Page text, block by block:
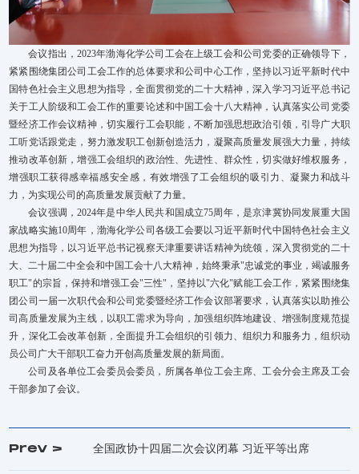
会议指出，2023年渤海化学公司工会在上级工会和公司党委的正确领导下，
紧紧围绕集团公司工会工作的总体要求和公司中心工作，坚持以习近平新时代中
国特色社会主义思想为指导，全面贯彻党的二十大精神，深入学习习近平总书记
关于工人阶级和工会工作的重要论述和中国工会十八大精神，认真落实公司党委
暨经济工作会议精神，切实履行工会职能，不断加强思想政治引领，引导广大职
工听党话跟党走，努力激发职工创新创造活力，凝聚高质量发展强大力量，持续
推动改革创新，增强工会组织的政治性、先进性、群众性，切实做好维权服务，
增强职工获得感幸福感安全感，有效增强了工会组织的吸引力、凝聚力和战斗
力，为实现公司的高质量发展贡献了力量。
会议强调，2024年是中华人民共和国成立75周年，是京津冀协同发展重大国
家战略实施10周年，渤海化学公司各级工会要以习近平新时代中国特色社会主义
思想为指导，以习近平总书记视察天津重要讲话精神为统领，深入贯彻党的二十
大、二十届二中全会和中国工会十八大精神，始终秉承"忠诚党的事业，竭诚服务
职工"的宗旨，保持和增强工会"三性"，坚持以"六化"赋能工会工作，紧紧围绕集
团公司一届一次职代会和公司党委暨经济工作会议部署要求，认真落实以助推公
司高质量发展为主线，以职工需求为导向，加强组织阵地建设、增强制度规范提
升，深化工会改革创新，全面提升工会组织的引领力、组织力和服务力，组织动
员公司广大干部职工奋力开创高质量发展的新局面。
公司及各单位工会委员会委员，所属各单位工会主席、工会分会主席及工会
干部参加了会议。
Prev > 全国政协十四届二次会议闭幕 习近平等出席